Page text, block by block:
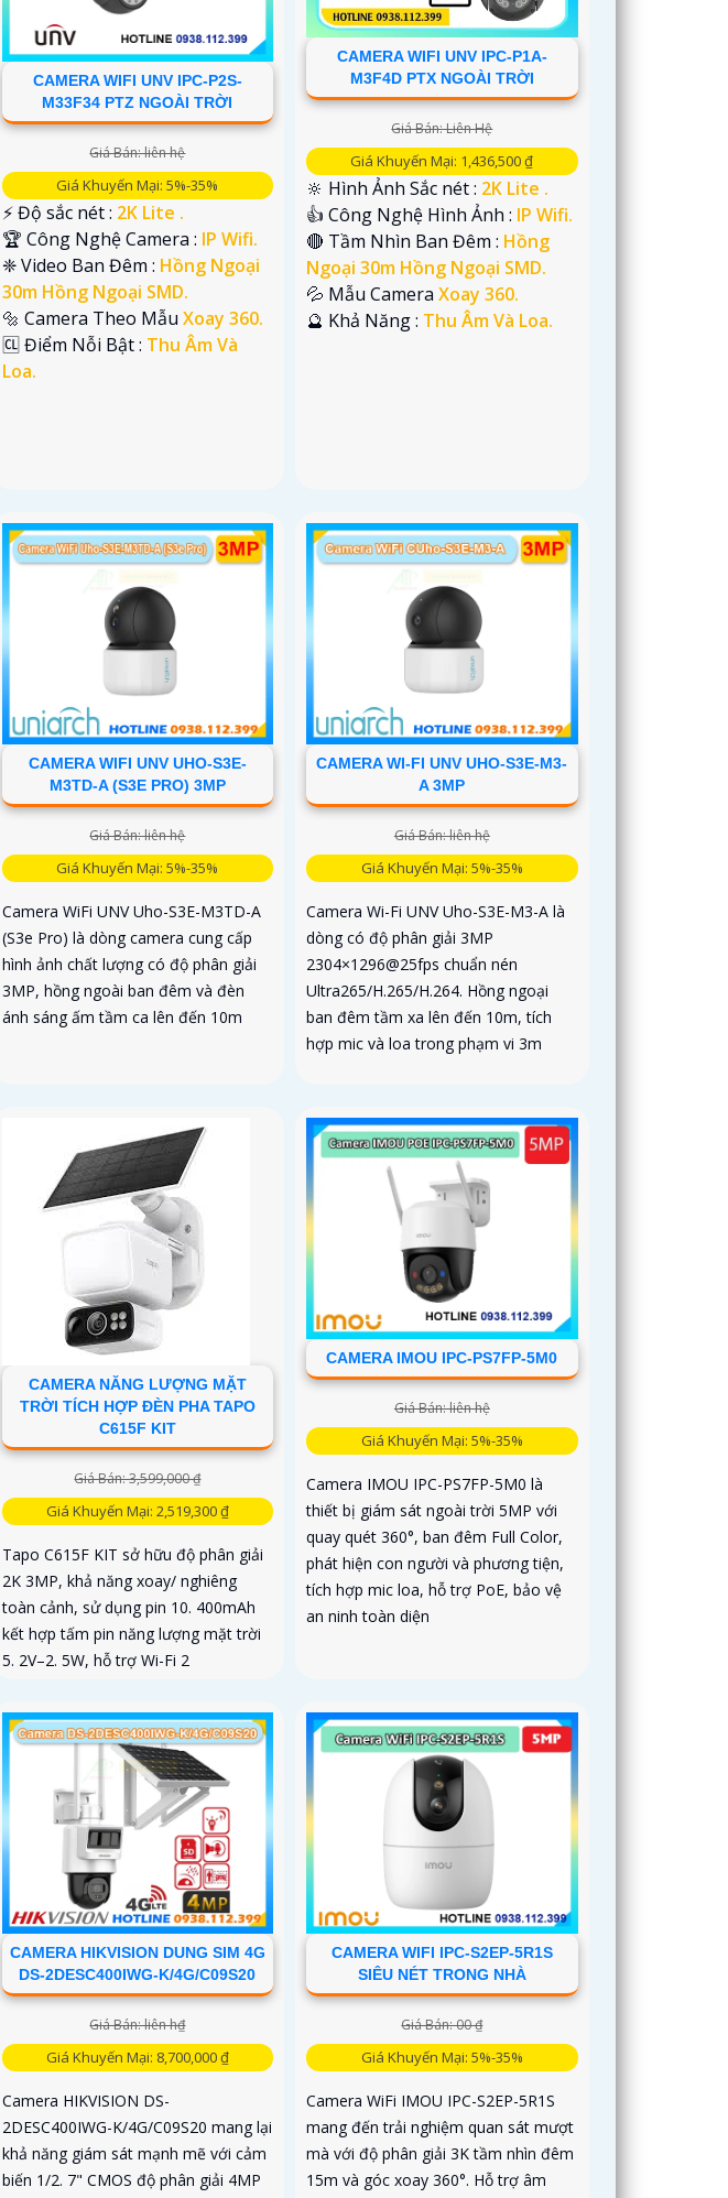
CAMERA WIFI UNV IPC-P2S-
M33F34 PTZ NGOÀI TRỜI
Giá Bán: liên hệ
Giá Khuyến Mại: 5%-35%
️⚡ Độ sắc nét : 2K Lite .
🏆 Công Nghệ Camera : IP Wifi.
❈ Video Ban Đêm : Hồng Ngoại
30m Hồng Ngoại SMD.
🔩 Camera Theo Mẫu Xoay 360.
️🆑 Điểm Nỗi Bật : Thu Âm Và
Loa.
CAMERA WIFI UNV IPC-P1A-
M3F4D PTX NGOÀI TRỜI
Giá Bán: Liên Hệ
Giá Khuyến Mại: 1,436,500 ₫
🔆 Hình Ảnh Sắc nét : 2K Lite .
👍 Công Nghệ Hình Ảnh : IP Wifi.
🔴 Tầm Nhìn Ban Đêm : Hồng
Ngoại 30m Hồng Ngoại SMD.
💦 Mẫu CameraXoay 360.
️🔮 Khả Năng : Thu Âm Và Loa.
CAMERA WIFI UNV UHO-S3E-
M3TD-A (S3E PRO) 3MP
Giá Bán: liên hệ
Giá Khuyến Mại: 5%-35%
Camera WiFi UNV Uho-S3E-M3TD-A
(S3e Pro) là dòng camera cung cấp
hình ảnh chất lượng có độ phân giải
3MP, hồng ngoài ban đêm và đèn
ánh sáng ấm tầm ca lên đến 10m
CAMERA WI-FI UNV UHO-S3E-M3-
A 3MP
Giá Bán: liên hệ
Giá Khuyến Mại: 5%-35%
Camera Wi-Fi UNV Uho-S3E-M3-A là
dòng có độ phân giải 3MP
2304×1296@25fps chuẩn nén
Ultra265/H.265/H.264. Hồng ngoại
ban đêm tầm xa lên đến 10m, tích
hợp mic và loa trong phạm vi 3m
CAMERA NĂNG LƯỢNG MẶT
TRỜI TÍCH HỢP ĐÈN PHA TAPO
C615F KIT
Giá Bán: 3,599,000 ₫
Giá Khuyến Mại: 2,519,300 ₫
Tapo C615F KIT sở hữu độ phân giải
2K 3MP, khả năng xoay/ nghiêng
toàn cảnh, sử dụng pin 10. 400mAh
kết hợp tấm pin năng lượng mặt trời
5. 2V–2. 5W, hỗ trợ Wi-Fi 2
CAMERA IMOU IPC-PS7FP-5M0
Giá Bán: liên hệ
Giá Khuyến Mại: 5%-35%
Camera IMOU IPC-PS7FP-5M0 là
thiết bị giám sát ngoài trời 5MP với
quay quét 360°, ban đêm Full Color,
phát hiện con người và phương tiện,
tích hợp mic loa, hỗ trợ PoE, bảo vệ
an ninh toàn diện
CAMERA HIKVISION DUNG SIM 4G
DS-2DESC400IWG-K/4G/C09S20
Giá Bán: liên h₫
Giá Khuyến Mại: 8,700,000 ₫
Camera HIKVISION DS-
2DESC400IWG-K/4G/C09S20 mang lại
khả năng giám sát mạnh mẽ với cảm
biến 1/2. 7" CMOS độ phân giải 4MP
CAMERA WIFI IPC-S2EP-5R1S
SIÊU NÉT TRONG NHÀ
Giá Bán: 00 ₫
Giá Khuyến Mại: 5%-35%
Camera WiFi IMOU IPC-S2EP-5R1S
mang đến trải nghiệm quan sát mượt
mà với độ phân giải 3K tầm nhìn đêm
15m và góc xoay 360°. Hỗ trợ âm